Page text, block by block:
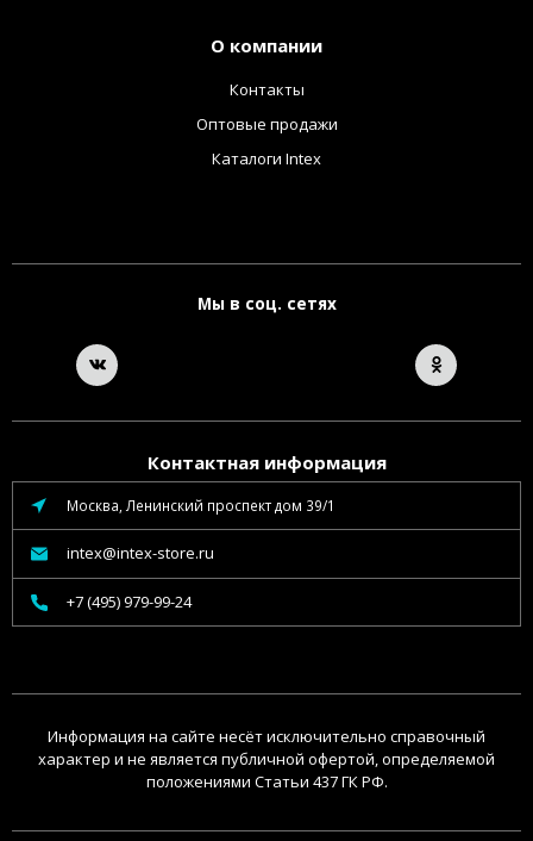
О компании
Контакты
Оптовые продажи
Каталоги Intex
Мы в соц. сетях
Контактная информация
Москва, Ленинский проспект дом 39/1
intex@intex-store.ru
+7 (495) 979-99-24
Информация на сайте несёт исключительно справочный
характер и не является публичной офертой, определяемой
положениями Статьи 437 ГК РФ.